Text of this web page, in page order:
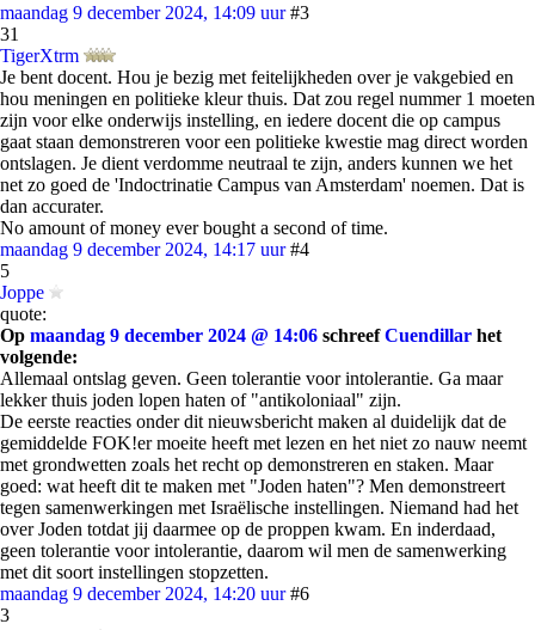
maandag 9 december 2024, 14:09 uur #3
31
TigerXtrm
Je bent docent. Hou je bezig met feitelijkheden over je vakgebied en
hou meningen en politieke kleur thuis. Dat zou regel nummer 1 moeten
zijn voor elke onderwijs instelling, en iedere docent die op campus
gaat staan demonstreren voor een politieke kwestie mag direct worden
ontslagen. Je dient verdomme neutraal te zijn, anders kunnen we het
net zo goed de 'Indoctrinatie Campus van Amsterdam' noemen. Dat is
dan accurater.
No amount of money ever bought a second of time.
maandag 9 december 2024, 14:17 uur #4
5
Joppe
quote:
Op maandag 9 december 2024 @ 14:06 schreefCuendillar het
volgende:
Allemaal ontslag geven. Geen tolerantie voor intolerantie. Ga maar
lekker thuis joden lopen haten of "antikoloniaal" zijn.
De eerste reacties onder dit nieuwsbericht maken al duidelijk dat de
gemiddelde FOK!er moeite heeft met lezen en het niet zo nauw neemt
met grondwetten zoals het recht op demonstreren en staken. Maar
goed: wat heeft dit te maken met "Joden haten"? Men demonstreert
tegen samenwerkingen met Israëlische instellingen. Niemand had het
over Joden totdat jij daarmee op de proppen kwam. En inderdaad,
geen tolerantie voor intolerantie, daarom wil men de samenwerking
met dit soort instellingen stopzetten.
maandag 9 december 2024, 14:20 uur #6
3